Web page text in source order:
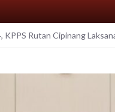
KPPS Rutan Cipinang